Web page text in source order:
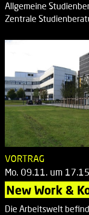
Allgemeine
Zentrale
VORTRAG
Mo. 09.11. um
New Work &
Die Arbeitswelt